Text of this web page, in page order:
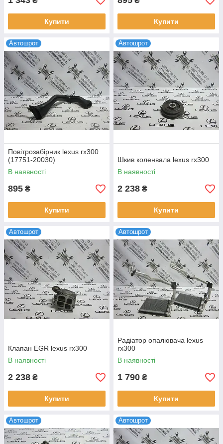
Купити Купити
Автошрот
Повітрозабірник lexus rx300
(17751-20030)
В наявності
895 ₴
Купити
Автошрот
Шкив коленвала lexus rx300
В наявності
2 238 ₴
Купити
Автошрот
Клапан EGR lexus rx300
В наявності
2 238 ₴
Купити
Автошрот
Радіатор опалювача lexus
rx300
В наявності
1 790 ₴
Купити
Автошрот Автошрот